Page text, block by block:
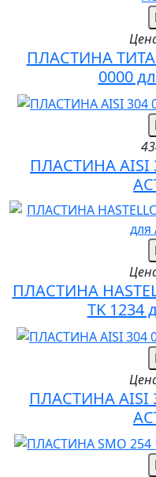
ПЛАСТИНА
0000
ПЛАСТИНА AISI
ПЛАСТИНА
TK 1234
ПЛАСТИНА AISI